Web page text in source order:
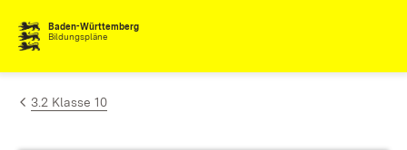
Zum Inhalt springen
Baden-Württemberg
Bildungspläne
3.2 Klasse 10